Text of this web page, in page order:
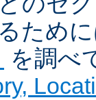
ため
を調べ